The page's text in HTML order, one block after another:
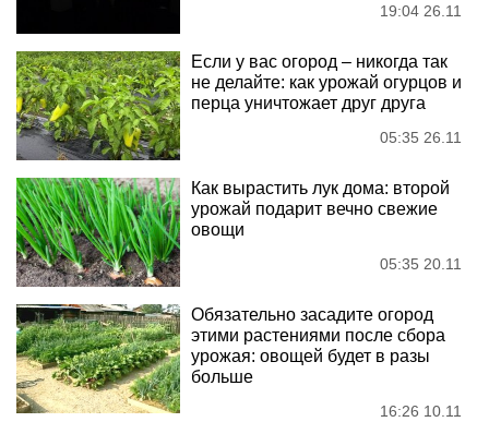
19:04 26.11
Если у вас огород – никогда так
не делайте: как урожай огурцов и
перца уничтожает друг друга
05:35 26.11
Как вырастить лук дома: второй
урожай подарит вечно свежие
овощи
05:35 20.11
Обязательно засадите огород
этими растениями после сбора
урожая: овощей будет в разы
больше
16:26 10.11